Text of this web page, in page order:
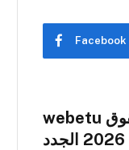
Facebook
webetu الولوج إلى منصة دفع حقوق